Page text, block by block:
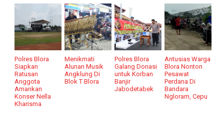
Polres Blora
Siapkan
Ratusan
Anggota
Amankan
Konser Nella
Kharisma
Menikmati
Alunan Musik
Angklung Di
Blok T Blora
Polres Blora
Galang Donasi
untuk Korban
Banjir
Jabodetabek
Antusias Warga
Blora Nonton
Pesawat
Perdana Di
Bandara
Ngloram, Cepu